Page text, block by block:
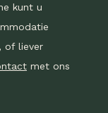
kunt u
of liever
met ons